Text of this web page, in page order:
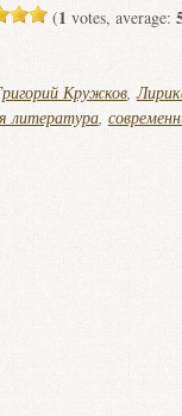
(1 votes, average:
Кружков,
литература,